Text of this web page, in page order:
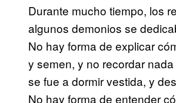
Durante mucho tiempo, los
algunos demonios se
No hay forma de explicar
y semen, y no recordar
se fue a dormir vestida, y
No hay forma de entender